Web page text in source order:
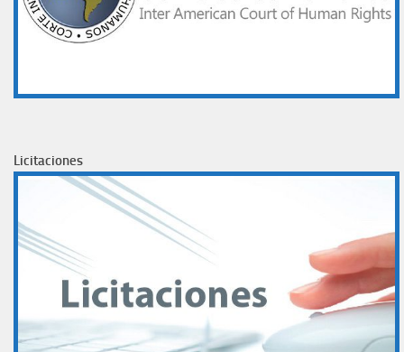
Licitaciones